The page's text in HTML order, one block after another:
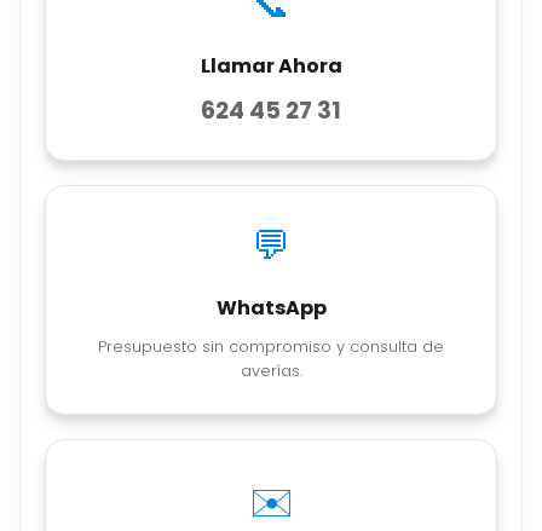
Llamar Ahora
624 45 27 31
💬
WhatsApp
Presupuesto sin compromiso y consulta de
averías.
✉️